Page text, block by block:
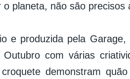
planeta, não são precisos
e produzida pela
com várias
demonstram